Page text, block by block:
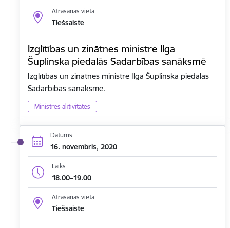
Atrašanās vieta
Tiešsaiste
Izglītības un zinātnes ministre Ilga
Šuplinska piedalās Sadarbības sanāksmē
Izglītības un zinātnes ministre Ilga Šuplinska piedalās
Sadarbības sanāksmē.
Ministres aktivitātes
Datums
16. novembris, 2020
Laiks
18.00–19.00
Atrašanās vieta
Tiešsaiste